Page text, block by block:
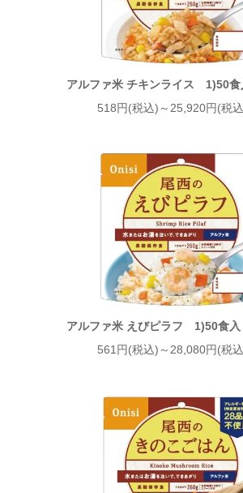
アルファ米 チキンライス 1)50
518円(税込)～25,920円(
アルファ米 えびピラフ 1)50食
561円(税込)～28,080円(